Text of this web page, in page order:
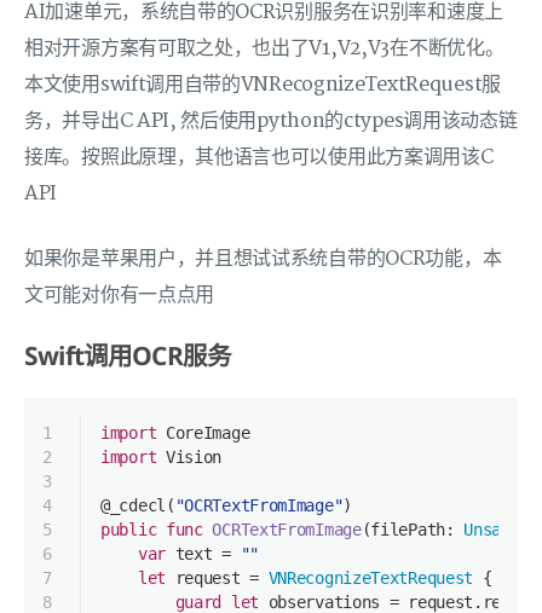
AI加速单元，系统自带的OCR识别服务在识别率和速度上
相对开源方案有可取之处，也出了V1,V2,V3在不断优化。
本文使用swift调用自带的VNRecognizeTextRequest服
务，并导出C API, 然后使用python的ctypes调用该动态链
接库。按照此原理，其他语言也可以使用此方案调用该C
API
如果你是苹果用户，并且想试试系统自带的OCR功能，本
文可能对你有一点点用
Swift调用OCR服务
1
2
3
4
5
6
7
8
import CoreImage
import Vision
@_cdecl ( "OCRTextFromImage")
public func OCRTextFromImage(filePath:
var text =
""
let request = VNRecognizeTextRequest {
guard
let observations =